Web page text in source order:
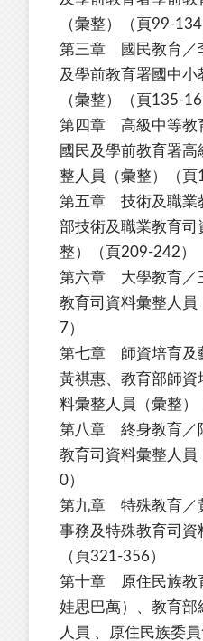
（彙整）（頁99-134
第三章 國民教育／
及學前教育署國中
（彙整）（頁135-
第四章 高級中等教
國民及學前教育署
整人員（彙整）（頁
第五章 技術及職業
部技術及職業教育司
整）（頁209-242）
第六章 大學教育／
教育司資料彙整人
7）
第七章 師資培育及
黃祺惠、教育部師資
料彙整人員（彙整）
第八章 終身教育／
教育司資料彙整人
0）
第九章 特殊教育／
事務及特殊教育司資
（頁321-356）
第十章 原住民族教
娃思巴萬）、教育
人員 、原住民族委